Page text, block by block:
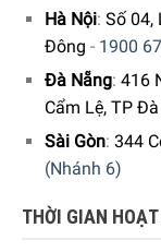
bỏ sót vị trí, đem
luôn sáng bóng.
Hà Nội: Số 04,
Đông - 1900
Đà Nẵng: 416
Cẩm Lệ, TP
Sài Gòn: 344
(Nhánh 6)
THỜI GIAN